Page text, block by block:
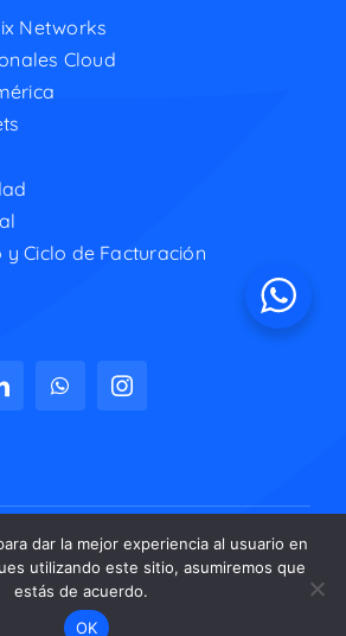
Networks
Cloud
Ciclo de Facturación
| Adaptix Networks, S.A. de C.V.
dar la mejor experiencia al usuario en
utilizando este sitio, asumiremos que
estás de acuerdo.
OK